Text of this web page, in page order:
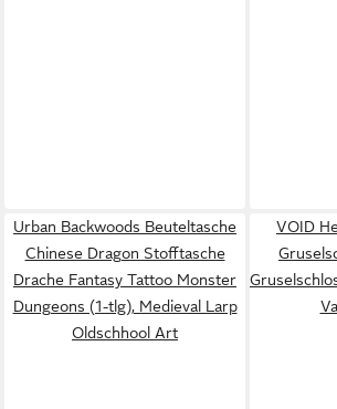
Urban Backwoods Beuteltasche
Chinese Dragon Stofftasche
Drache Fantasy Tattoo Monster
Dungeons (1-tlg), Medieval Larp
Oldschhool Art
VOID